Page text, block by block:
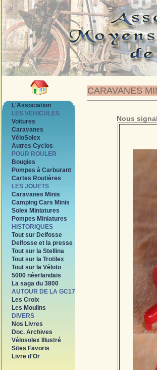
CARAVANES
L'Association
LES VEHICULES
Voitures
Caravanes
VéloSolex
Autres Cyclos
POUR ROULER
Bougies
Pompes à Carburant
Cartes Routières
LES JOUETS
Caravanes Minis
Camping Cars Minis
Solex Miniatures
Pompes Miniatures
HISTORIQUES
Tout sur Delfosse
Delfosse et la presse
Tout sur la Stellina
Tout sur la Trotilex
Tout sur la Véloto
5000 néerlandais
La saga du 3800
AUTOUR DE LA GC17
Les Croix
Les Moulins
DIVERS
Nos Livres
Doc. Archives
Vélosolex Illustré
Sites Favoris
Livre d'Or
Nous